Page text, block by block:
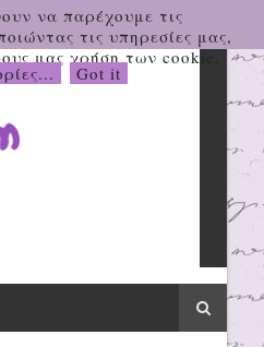
να παρέχουμε τις
τις υπηρεσίες μας,
μας χρήση των cookie.
Got it